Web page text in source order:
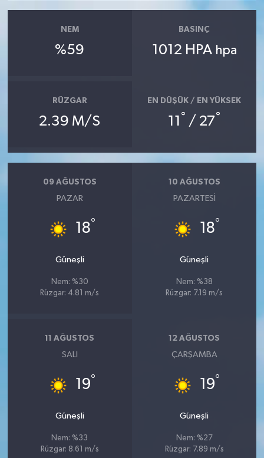
NEM
%59
BASINÇ
1012 HPA hpa
RÜZGAR
2.39 M/S
EN DÜŞÜK / EN YÜKSEK
11 ° / 27°
09 AĞUSTOS
PAZAR
18°
Güneşli
Nem: %30
Rüzgar: 4.81 m/s
10 AĞUSTOS
PAZARTESI
18°
Güneşli
Nem: %38
Rüzgar: 7.19 m/s
11 AĞUSTOS
SALI
19°
Güneşli
Nem: %33
Rüzgar: 8.61 m/s
12 AĞUSTOS
ÇARŞAMBA
19°
Güneşli
Nem: %27
Rüzgar: 7.89 m/s